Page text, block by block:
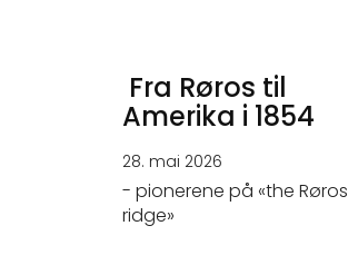
Fra Røros til
Amerika i 1854
28. mai 2026
- pionerene på «the Røros
ridge»